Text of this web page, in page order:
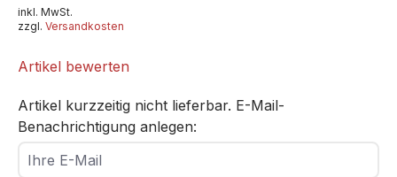
inkl. MwSt.
zzgl. Versandkosten
Artikel bewerten
Artikel kurzzeitig nicht lieferbar. E-Mail-
Benachrichtigung anlegen:
Ihre E-Mail